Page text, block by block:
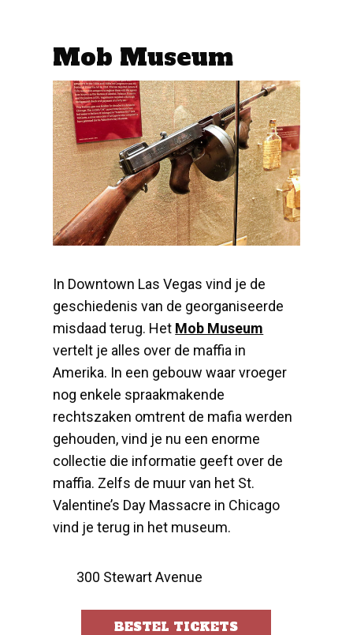
Mob Museum
In Downtown Las Vegas vind je de
geschiedenis van de georganiseerde
misdaad terug. Het Mob Museum
vertelt je alles over de maffia in
Amerika. In een gebouw waar vroeger
nog enkele spraakmakende
rechtszaken omtrent de mafia werden
gehouden, vind je nu een enorme
collectie die informatie geeft over de
maffia. Zelfs de muur van het St.
Valentine’s Day Massacre in Chicago
vind je terug in het museum.
300 Stewart Avenue
BESTEL TICKETS